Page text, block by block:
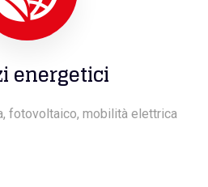
energetici
fotovoltaico, mobilità elettrica